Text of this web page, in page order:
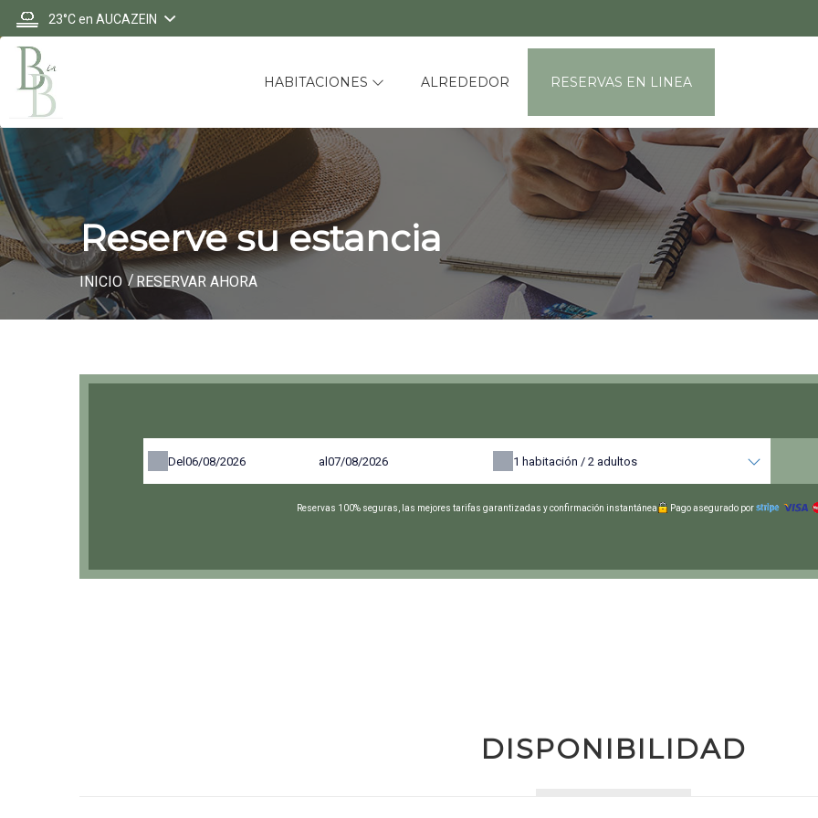
23°Cen AUCAZEIN
HABITACIONES ALREDEDOR RESERVAS EN LINEA
Reserve su estancia
INICIO RESERVAR AHORA
Del al 1 habitación / 2 adultos
Reservas 100% seguras, las mejores tarifas garantizadas y confirmación instantánea Pago asegurado por
DISPONIBILIDAD